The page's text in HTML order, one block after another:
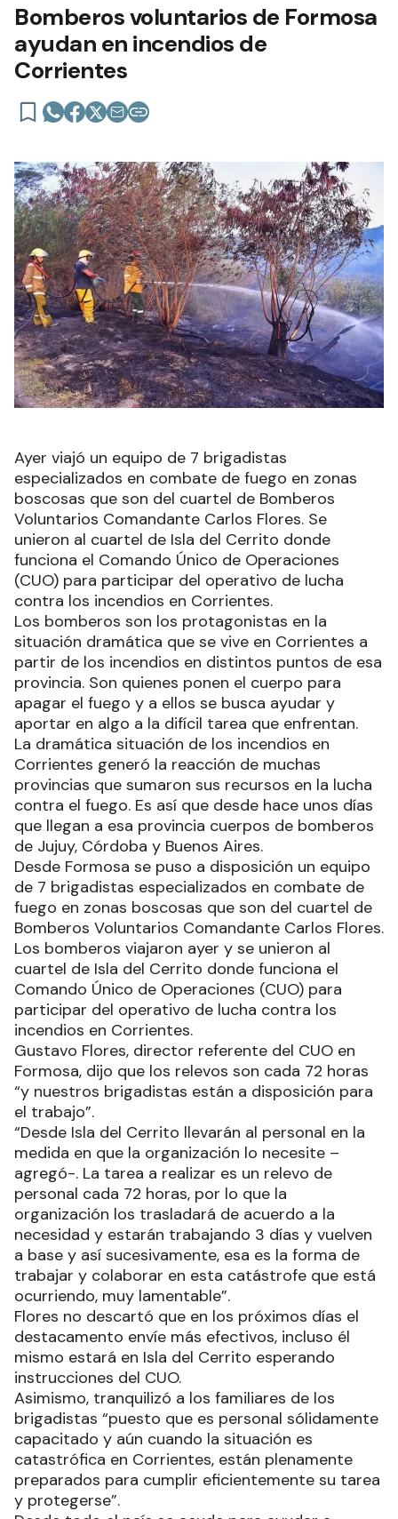
Bomberos voluntarios de Formosa
ayudan en incendios de
Corrientes
Ayer viajó un equipo de 7 brigadistas
especializados en combate de fuego en zonas
boscosas que son del cuartel de Bomberos
Voluntarios Comandante Carlos Flores. Se
unieron al cuartel de Isla del Cerrito donde
funciona el Comando Único de Operaciones
(CUO) para participar del operativo de lucha
contra los incendios en Corrientes.
Los bomberos son los protagonistas en la
situación dramática que se vive en Corrientes a
partir de los incendios en distintos puntos de esa
provincia. Son quienes ponen el cuerpo para
apagar el fuego y a ellos se busca ayudar y
aportar en algo a la difícil tarea que enfrentan.
La dramática situación de los incendios en
Corrientes generó la reacción de muchas
provincias que sumaron sus recursos en la lucha
contra el fuego. Es así que desde hace unos días
que llegan a esa provincia cuerpos de bomberos
de Jujuy, Córdoba y Buenos Aires.
Desde Formosa se puso a disposición un equipo
de 7 brigadistas especializados en combate de
fuego en zonas boscosas que son del cuartel de
Bomberos Voluntarios Comandante Carlos Flores.
Los bomberos viajaron ayer y se unieron al
cuartel de Isla del Cerrito donde funciona el
Comando Único de Operaciones (CUO) para
participar del operativo de lucha contra los
incendios en Corrientes.
Gustavo Flores, director referente del CUO en
Formosa, dijo que los relevos son cada 72 horas
“y nuestros brigadistas están a disposición para
el trabajo”.
“Desde Isla del Cerrito llevarán al personal en la
medida en que la organización lo necesite –
agregó-. La tarea a realizar es un relevo de
personal cada 72 horas, por lo que la
organización los trasladará de acuerdo a la
necesidad y estarán trabajando 3 días y vuelven
a base y así sucesivamente, esa es la forma de
trabajar y colaborar en esta catástrofe que está
ocurriendo, muy lamentable”.
Flores no descartó que en los próximos días el
destacamento envíe más efectivos, incluso él
mismo estará en Isla del Cerrito esperando
instrucciones del CUO.
Asimismo, tranquilizó a los familiares de los
brigadistas “puesto que es personal sólidamente
capacitado y aún cuando la situación es
catastrófica en Corrientes, están plenamente
preparados para cumplir eficientemente su tarea
y protegerse”.